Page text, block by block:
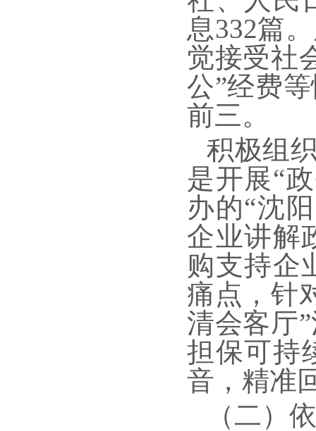
息332篇
觉接受社
公”经费
前三。
积极组
是开展“
办的“沈
企业讲解
购支持企
痛点，针
清会客厅
担保可持
音，精准
（二）